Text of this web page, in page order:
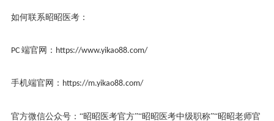
如何联系昭昭医考：
PC 端官网： https://www.yikao88.com/
手机端官网： https://m.yikao88.com/
官方微信公众号： “昭昭医考官方”“昭昭医考中级职称”“昭昭老师官